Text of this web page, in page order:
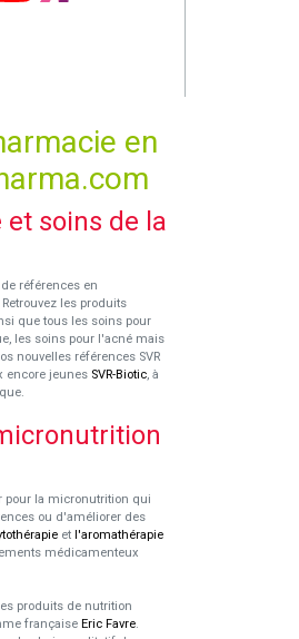
en
soins de la
références en
les produits
que tous les soins pour
les soins pour l'acné mais
nouvelles références SVR
encore jeunes SVR-Biotic, à
pour la micronutrition qui
ou d'améliorer des
et l'aromathérapie
médicamenteux
produits de nutrition
française Eric Favre.